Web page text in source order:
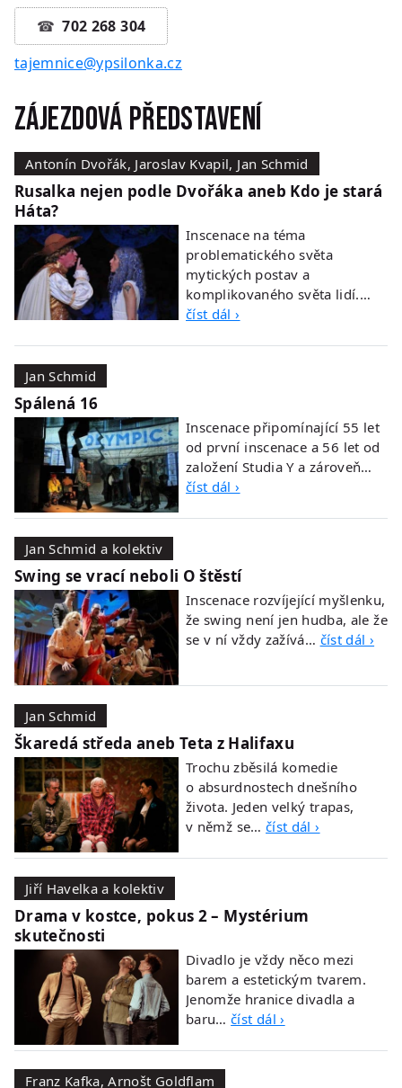
702 268 304
tajemnice@ypsilonka.cz
Zájezdová představení
Antonín Dvořák, Jaroslav Kvapil, Jan Schmid
Rusalka nejen podle Dvořáka aneb Kdo je stará
Háta?
Inscenace na téma
problematického světa
mytických postav a
komplikovaného světa lidí.…
číst dál ›
Jan Schmid
Spálená 16
Inscenace připomínající 55 let
od první inscenace a 56 let od
založení Studia Y a zároveň…
číst dál ›
Jan Schmid a kolektiv
Swing se vrací neboli O štěstí
Inscenace rozvíjející myšlenku,
že swing není jen hudba, ale že
se v ní vždy zažívá… číst dál ›
Jan Schmid
Škaredá středa aneb Teta z Halifaxu
Trochu zběsilá komedie
o absurdnostech dnešního
života. Jeden velký trapas,
v němž se…číst dál ›
Jiří Havelka a kolektiv
Drama v kostce, pokus 2 – Mystérium
skutečnosti
Divadlo je vždy něco mezi
barem a estetickým tvarem.
Jenomže hranice divadla a
baru…číst dál ›
Franz Kafka, Arnošt Goldflam